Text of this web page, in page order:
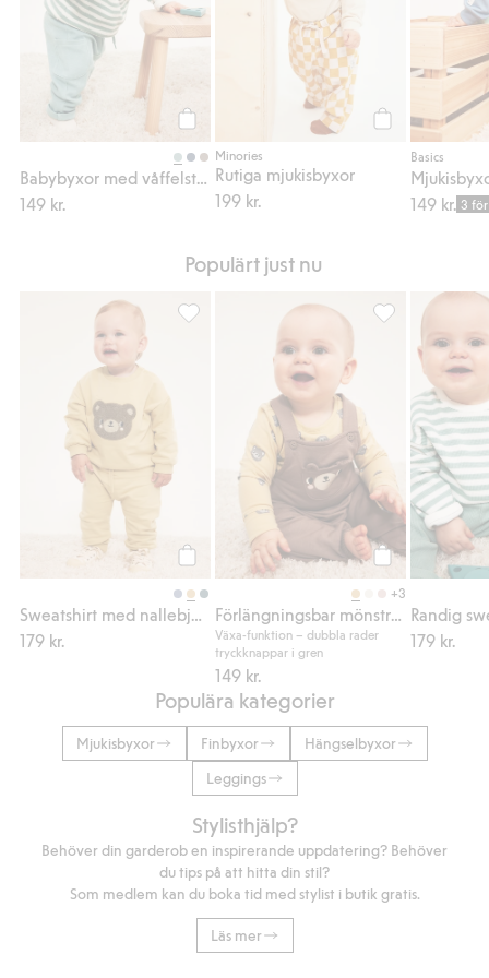
Köp
149 kr.
Minories
Rutiga mjukisbyxor
199 kr.
Basics
149 kr. 3
Populärt just nu
179 kr.
Sweatshirt med nallebjörnsmotiv, Lägg
Köp
+3
Växa-funktion – dubbla rader
tryckknappar i gren
149 kr.
179 kr.
Populära kategorier
Mjukisbyxor Finbyxor
Hängselbyxor
Leggings
Stylisthjälp?
Behöver din garderob en inspirerande uppdatering? Behöver
du tips på att hitta din stil?
Som medlem kan du boka tid med stylist i butik gratis.
Läs mer